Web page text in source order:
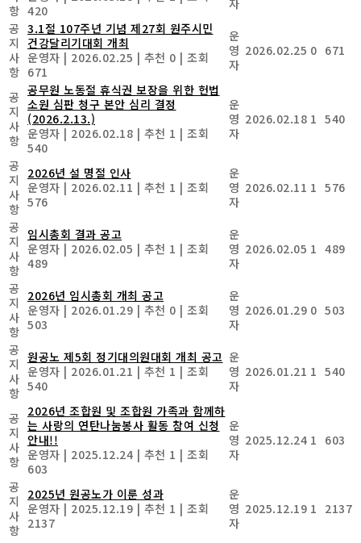
항 420
공
지
사
항
3.1절 107주년 기념 제27회 원주시민
건강달리기대회 개최
운영자 | 2026.02.25 | 추천 0 | 조회
671
운
영
자
2026.02.25 0 671
공
지
사
항
공무원 노동절 휴식권 보장을 위한 헌법
소원 심판 청구 본안 심리 결정
(2026.2.13.)
운영자 | 2026.02.18 | 추천 1 | 조회
540
운
영
자
2026.02.18 1 540
공
지
사
항
2026년 설 명절 인사
운영자 | 2026.02.11 | 추천 1 | 조회
576
운
영
자
2026.02.11 1 576
공
지
사
항
임시총회 결과 공고
운영자 | 2026.02.05 | 추천 1 | 조회
489
운
영
자
2026.02.05 1 489
공
지
사
항
2026년 임시총회 개최 공고
운영자 | 2026.01.29 | 추천 0 | 조회
503
운
영
자
2026.01.29 0 503
공
지
사
항
원공노 제5회 정기대의원대회 개최 공고
운영자 | 2026.01.21 | 추천 1 | 조회
540
운
영
자
2026.01.21 1 540
공
지
사
항
2026년 조합원 및 조합원 가족과 함께하
는 사랑의 연탄나눔봉사 활동 참여 신청
안내!!
운영자 | 2025.12.24 | 추천 1 | 조회
603
운
영
자
2025.12.24 1 603
공
지
사
항
2025년 원공노가 이룬 성과
운영자 | 2025.12.19 | 추천 1 | 조회
2137
운
영
자
2025.12.19 1 2137